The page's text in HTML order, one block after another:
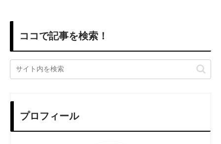
ココで記事を検索！
プロフィール